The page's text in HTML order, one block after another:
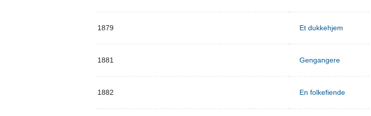
1879 Et dukkehjem
1881 Gengangere
1882 En folkefiende